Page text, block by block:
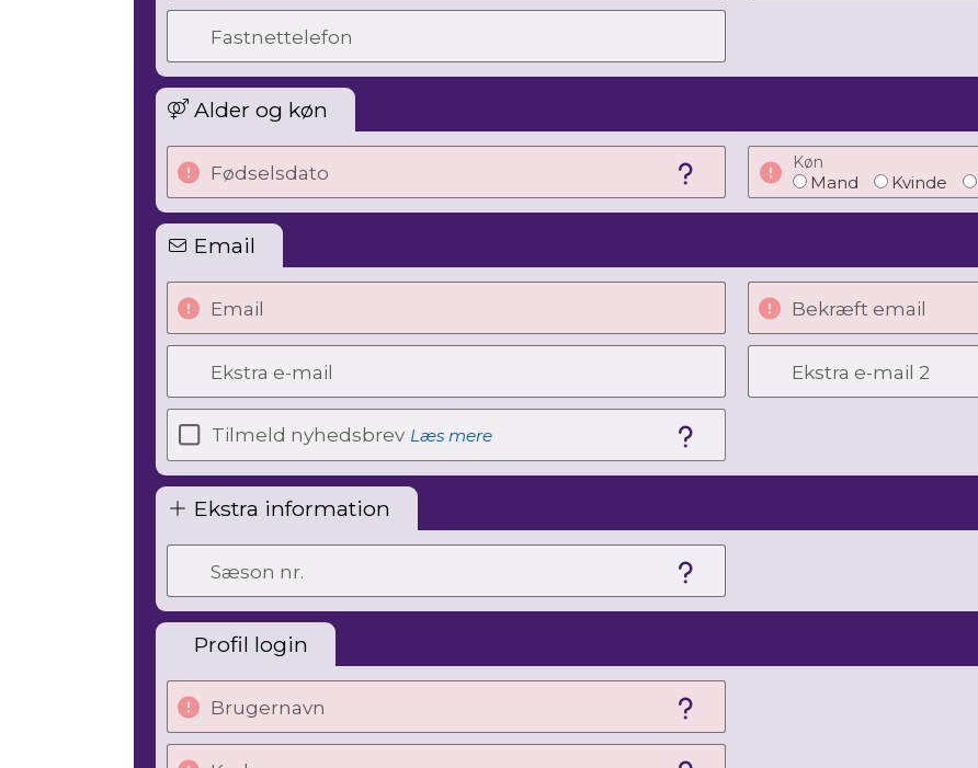
Fastnettelefon
Alder og køn
Fødselsdato Køn
Mand Kvinde
Email
Email Bekræft email
Ekstra e-mail Ekstra e-mail 2
Tilmeld nyhedsbrev Læs mere
Ekstra information
Sæson nr.
Profil login
Brugernavn